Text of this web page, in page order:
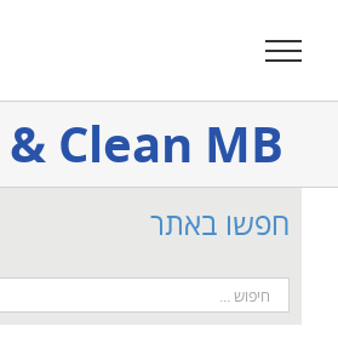
לתוכן
Clean MB
חפשו באתר
חיפוש...